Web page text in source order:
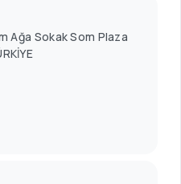
Ağa Sokak Som Plaza